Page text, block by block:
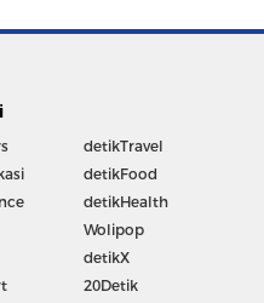
detikTravel
detikFood
detikHealth
Wolipop
detikX
20Detik